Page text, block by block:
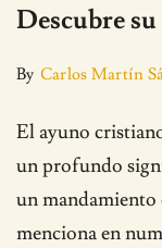
Descubre
By Carlos Martín
El ayuno
un profundo
un mandamiento
menciona en